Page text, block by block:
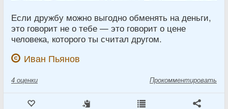
Если дружбу можно выгодно обменять на деньги,
это говорит не о тебе — это говорит о цене
человека, которого ты считал другом.
Иван Пьянов
4 оценки Прокомментировать